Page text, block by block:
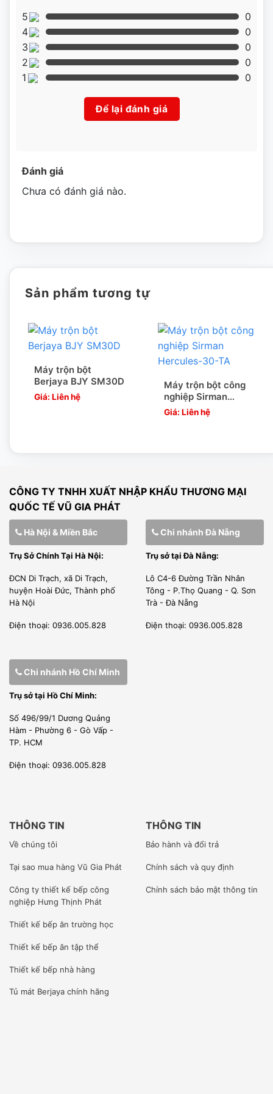
Hình ảnh máy trộn bột 10 lít Berjaya BM10 khung máy
Hình ảnh 3 bộ khuấy máy trộn bột của Berjaya
* Máy trộn bột 10 lít Berjayacó công suất cao, bộ khấy
bên trong thực hiện nhiều chức năng nhào bột khác nhau.
* Động cơ hoạt động mạnh mẽ, không gây tiếng ồn.
Hình ảnh máy trộn bột 10 lít Berjaya BM10 sườn máy
[wpcc-iframe allowfullscreen=”” frameborder=”0″
height=”360″ src=”https://www.youtube-
style=”position: absolute;top: 0;left: 0;width:
100%;height: 100%;” width=”640″]
*Chân máy chắc chắn, khi vận hành sẽ không bị rung lắc.
5
0
4
0
3
0
2
0
1
0
Để lại đánh giá
Đánh giá
Chưa có đánh giá nào.
Sản phẩm tương tự
Máy trộn bột
Berjaya BJY SM30D
Giá: Liên hệ
Máy trộn bột công
nghiệp Sirman
Hercules-30-TA
Giá: Liên hệ
CÔNG TY TNHH XUẤT NHẬP KHẨU THƯƠNG MẠI
QUỐC TẾ VŨ GIA PHÁT
Hà Nội & Miền Bắc
Trụ Sở Chính Tại Hà Nội:
ĐCN Di Trạch, xã Di Trạch,
huyện Hoài Đức, Thành phố
Hà Nội
Điện thoại: 0936.005.828
Chi nhánh Đà Nẵng
Trụ sở tại Đà Nẵng:
Lô C4-6 Đường Trần Nhân
Tông - P.Thọ Quang - Q. Sơn
Trà - Đà Nẵng
Điện thoại: 0936.005.828
Chi nhánh Hồ Chí Minh
Trụ sở tại Hồ Chí Minh:
Số 496/99/1 Dương Quảng
Hàm - Phường 6 - Gò Vấp -
TP. HCM
Điện thoại: 0936.005.828
THÔNG TIN
Về chúng tôi
Tại sao mua hàng Vũ Gia Phát
Công ty thiết kế bếp công
nghiệp Hưng Thịnh Phát
Thiết kế bếp ăn trường học
Thiết kế bếp ăn tập thể
Thiết kế bếp nhà hàng
Tủ mát Berjaya chính hãng
THÔNG TIN
Bảo hành và đổi trả
Chính sách và quy định
Chính sách bảo mật thông tin